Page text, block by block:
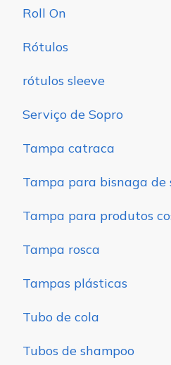
Roll On
Rótulos
rótulos sleeve
Serviço de Sopro
Tampa catraca
Tampa para bisnaga de
Tampa para produtos
Tampa rosca
Tampas plásticas
Tubo de cola
Tubos de shampoo